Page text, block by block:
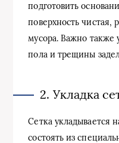
подготовить
поверхность чистая,
мусора. Важно также
пола и трещины
2. Укладка
Сетка укладывается
состоять из